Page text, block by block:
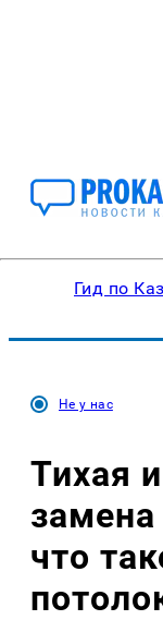
Гид по
Не у нас
Тихая
что